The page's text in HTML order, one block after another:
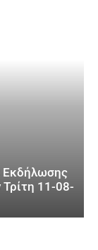
Εκδήλωσης
11-08-